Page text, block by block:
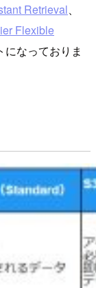
Retrieval
Flexible
なっておりま